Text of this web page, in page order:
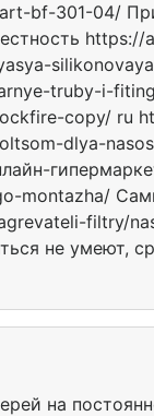
bf-301-04/
https://
truby-i-
copy/ ru
dlya-
montazha/
filtry/
не умеют,
на